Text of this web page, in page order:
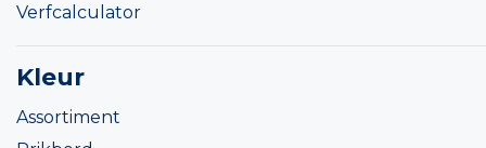
Verfcalculator
Kleur
Assortiment